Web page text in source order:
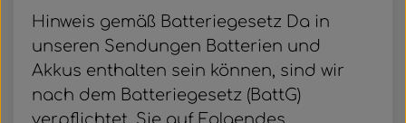
Hinweis gemäß Batteriegesetz Da in
unseren Sendungen Batterien und
Akkus enthalten sein können, sind wir
nach dem Batteriegesetz (BattG)
verpflichtet, Sie auf Folgendes